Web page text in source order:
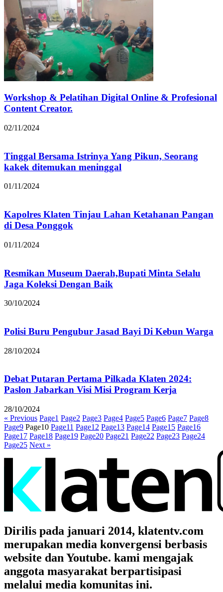
Workshop & Pelatihan Digital Online & Profesional
Content Creator.
02/11/2024
Tinggal Bersama Istrinya Yang Pikun, Seorang
kakek ditemukan meninggal
01/11/2024
Kapolres Klaten Tinjau Lahan Ketahanan Pangan
di Desa Ponggok
01/11/2024
Resmikan Museum Daerah,Bupati Minta Selalu
Jaga Koleksi Dengan Baik
30/10/2024
Polisi Buru Pengubur Jasad Bayi Di Kebun Warga
28/10/2024
Debat Putaran Pertama Pilkada Klaten 2024:
Paslon Jabarkan Visi Misi Program Kerja
28/10/2024
« Previous Page1 Page2 Page3 Page4 Page5 Page6 Page7 Page8
Page9 Page10 Page11 Page12 Page13 Page14 Page15 Page16
Page17 Page18 Page19 Page20 Page21 Page22 Page23 Page24
Page25 Next »
Dirilis pada januari 2014, klatentv.com
merupakan media konvergensi berbasis
website dan Youtube. kami mengajak
anggota masyarakat berpartisipasi
melalui media komunitas ini.